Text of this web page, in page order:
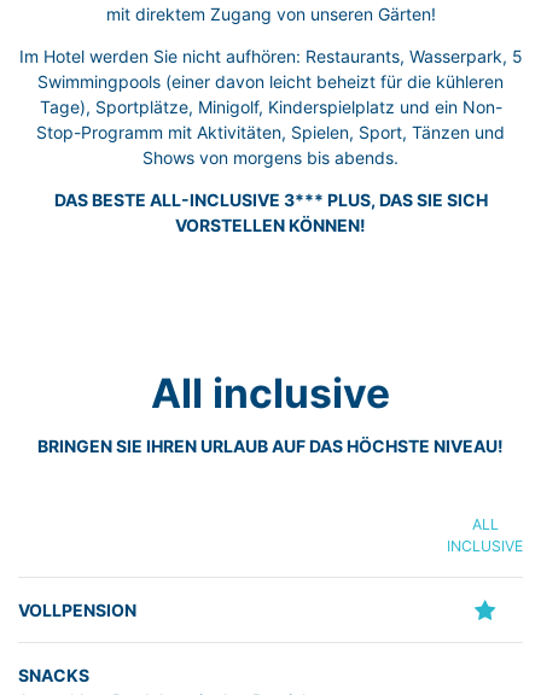
mit direktem Zugang von unseren Gärten!
Im Hotel werden Sie nicht aufhören: Restaurants, Wasserpark, 5
Swimmingpools (einer davon leicht beheizt für die kühleren
Tage), Sportplätze, Minigolf, Kinderspielplatz und ein Non-
Stop-Programm mit Aktivitäten, Spielen, Sport, Tänzen und
Shows von morgens bis abends.
DAS BESTE ALL-INCLUSIVE 3*** PLUS, DAS SIE SICH
VORSTELLEN KÖNNEN!
All inclusive
BRINGEN SIE IHREN URLAUB AUF DAS HÖCHSTE NIVEAU!
ALL
INCLUSIVE
VOLLPENSION
SNACKS